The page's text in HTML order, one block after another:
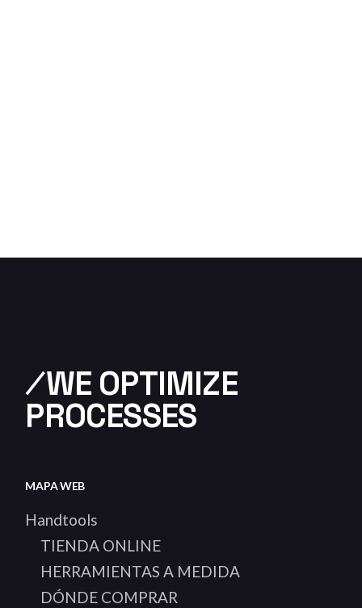
⁄WE OPTIMIZE
PROCESSES
MAPA WEB
Handtools
TIENDA ONLINE
HERRAMIENTAS A MEDIDA
DÓNDE COMPRAR